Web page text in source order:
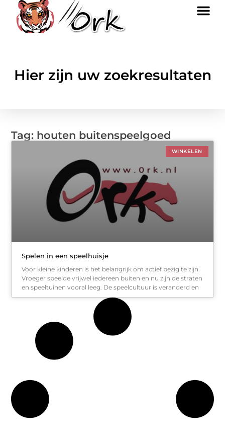
Hier zijn uw zoekresultaten
Tag: houten buitenspeelgoed
WINKELEN
Spelen in een speelhuisje
Voor kleine kinderen is het belangrijk om actief bezig te zijn.
Vroeger speelde vrijwel iedereen buiten en nu zijn de straten
en speeltuinen vooral leeg. De speelcultuur is veranderd en